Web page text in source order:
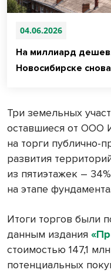
04.06.2026
На миллиард
Новосибирске
Три земельных
оставшиеся от ООО
на торги публично-
развития
из пятиэтажек –
на этапе фундамента.
Итоги торгов были
данным издания
стоимостью 147,1
потенциальных